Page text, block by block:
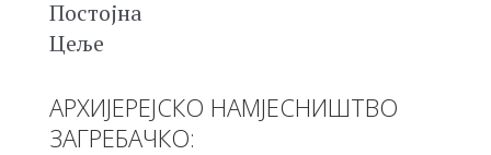
Постојна
Цеље
АРХИЈЕРЕЈСКО НАМЈЕСНИШТВО
ЗАГРЕБАЧКО: